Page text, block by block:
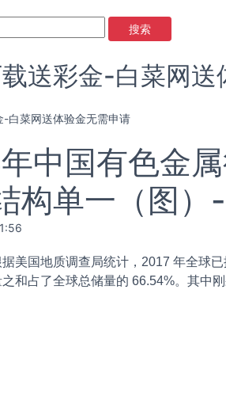
搜索
送彩金-白菜网送
-白菜网送体验金无需申请
中国有色金
构单一（图）
国地质调查局统计，2017 年全球已
之和占了全球总储量的 66.54%。其中